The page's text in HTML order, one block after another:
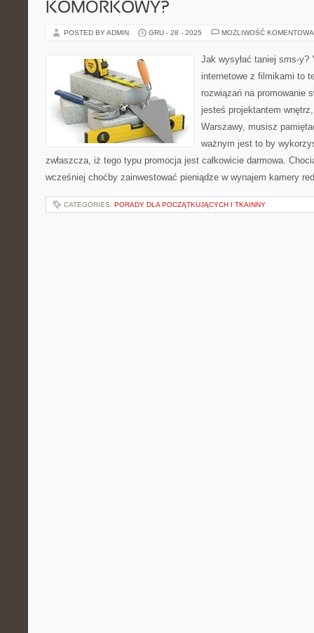
KOMÓRKOWY?
POSTED BY ADMIN GRU - 28 - 2025 MOŻLIWOŚĆ
Jak wysyłać taniej sms-y?
internetowe z filmikami to
rozwiązań na promowanie
jesteś projektantem
Warszawy, musisz
ważnym jest to by
zwłaszcza, iż tego typu promocja jest całkowicie darmowa.
wcześniej choćby zainwestować pieniądze w wynajem kamery
CATEGORIES: PORADY DLA POCZĄTKUJĄCYCH I TKAINNY